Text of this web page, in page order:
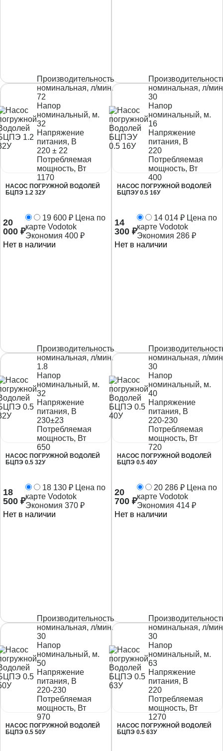
Производительность
номинальная, л/мин.
72
Напор
номинальный, м.
32
Напряжение
питания, В
220 ± 22
Потребляемая
мощность, Вт
1170
НАСОС ПОГРУЖНОЙ ВОДОЛЕЙ
БЦПЭ 1.2 32У
20
000 ₽
19 600 ₽ Цена по
карте Vodotok
Экономия 400 ₽
Нет в наличии
номинальная, л/
30
Напор
номинальный, м.
16
Напряжение
питания, В
220
Потребляемая
мощность, Вт
400
НАСОС ПОГРУЖНОЙ ВОДОЛЕЙ
БЦПЭУ 0.5 16У
14
300 ₽
14 014 ₽ Цена по
карте Vodotok
Экономия 286 ₽
Нет в наличии
Производительность
номинальная, л/мин.
1.8
Напор
номинальный, м.
32
Напряжение
питания, В
230±23
Потребляемая
мощность, Вт
650
НАСОС ПОГРУЖНОЙ ВОДОЛЕЙ
БЦПЭ 0.5 32У
18
500 ₽
18 130 ₽ Цена по
карте Vodotok
Экономия 370 ₽
Нет в наличии
номинальная, л/
30
Напор
номинальный, м.
40
Напряжение
питания, В
220-230
Потребляемая
мощность, Вт
720
НАСОС ПОГРУЖНОЙ ВОДОЛЕЙ
БЦПЭ 0.5 40У
20
700 ₽
20 286 ₽ Цена по
карте Vodotok
Экономия 414 ₽
Нет в наличии
Производительность
номинальная, л/мин.
30
Напор
номинальный, м.
50
Напряжение
питания, В
220-230
Потребляемая
мощность, Вт
970
НАСОС ПОГРУЖНОЙ ВОДОЛЕЙ
БЦПЭ 0.5 50У
номинальная, л/
30
Напор
номинальный, м.
63
Напряжение
питания, В
220
Потребляемая
мощность, Вт
1270
НАСОС ПОГРУЖНОЙ ВОДОЛЕЙ
БЦПЭ 0.5 63У